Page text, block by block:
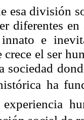
esa división
diferentes
e
el ser
sociedad
ha